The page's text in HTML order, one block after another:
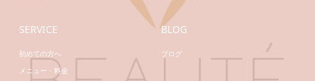
SERVICE
初めての方へ
メニュー・料金
BLOG
ブログ